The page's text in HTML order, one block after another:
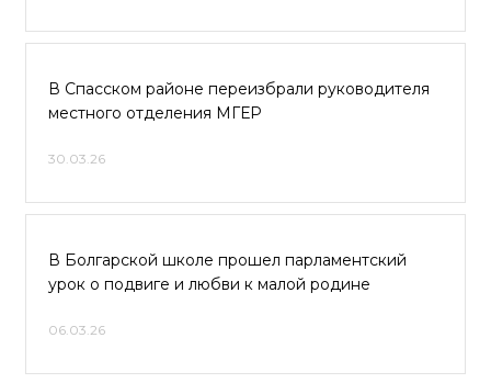
В Спасском районе переизбрали руководителя
местного отделения МГЕР
30.03.26
В Болгарской школе прошел парламентский
урок о подвиге и любви к малой родине
06.03.26